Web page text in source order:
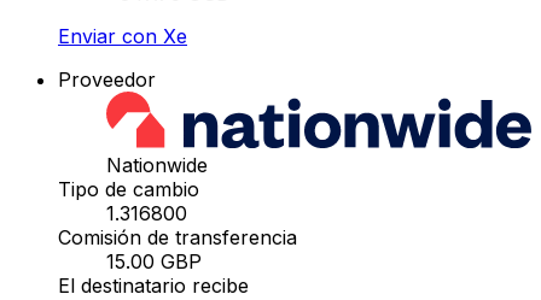
Enviar con Xe
Proveedor
Nationwide
Tipo de cambio
1.316800
Comisión de transferencia
15.00 GBP
El destinatario recibe